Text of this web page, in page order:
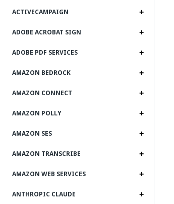
ACTIVECAMPAIGN
ADOBE ACROBAT SIGN
ADOBE PDF SERVICES
AMAZON BEDROCK
AMAZON CONNECT
AMAZON POLLY
AMAZON SES
AMAZON TRANSCRIBE
AMAZON WEB SERVICES
ANTHROPIC CLAUDE